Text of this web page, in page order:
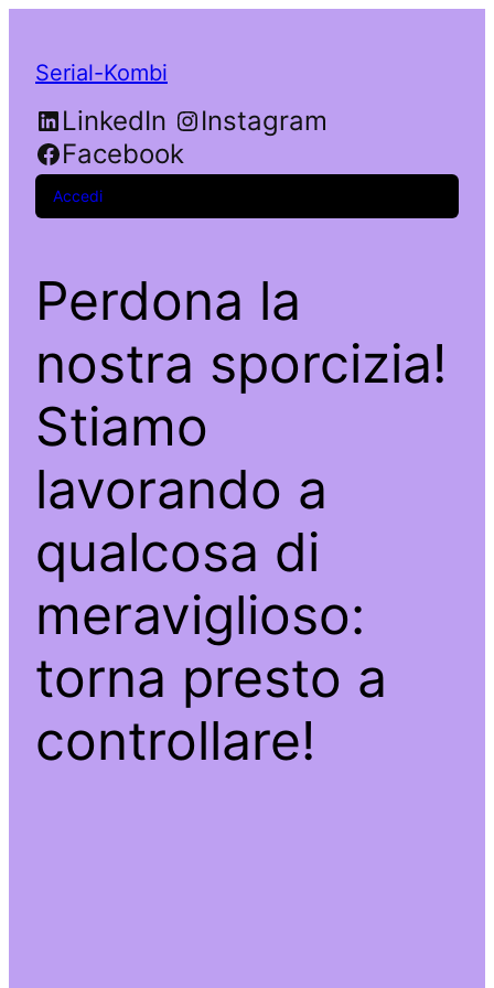
Serial-Kombi
LinkedIn
Instagram
Facebook
Accedi
Perdona la
nostra sporcizia!
Stiamo
lavorando a
qualcosa di
meraviglioso:
torna presto a
controllare!